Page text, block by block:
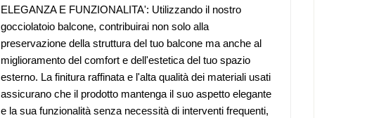
ELEGANZA E FUNZIONALITA': Utilizzando il nostro
gocciolatoio balcone, contribuirai non solo alla
preservazione della struttura del tuo balcone ma anche al
miglioramento del comfort e dell'estetica del tuo spazio
esterno. La finitura raffinata e l'alta qualità dei materiali usati
assicurano che il prodotto mantenga il suo aspetto elegante
e la sua funzionalità senza necessità di interventi frequenti,